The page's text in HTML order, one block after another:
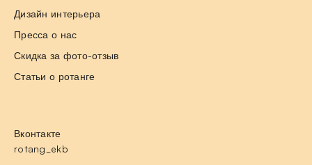
Дизайн интерьера
Пресса о нас
Скидка за фото-отзыв
Статьи о ротанге
Вконтакте
rotang_ekb